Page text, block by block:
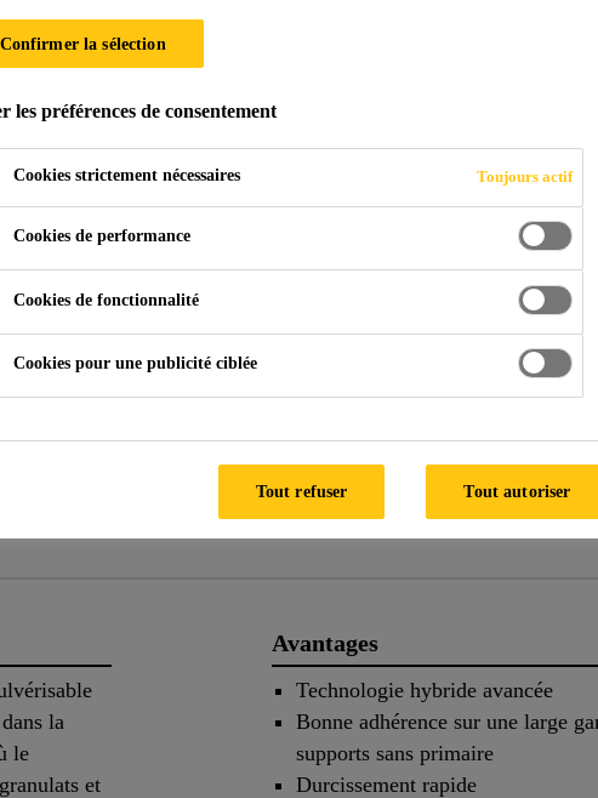
supports sans primaire
la
le
et
Avantages
Technologie hybride avancée
Bonne adhérence sur une large
supports sans primaire
Durcissement rapide
Confirmer la sélection
les préférences de consentement
Cookies strictement nécessaires Toujours actif
Cookies de performance
Cookies de fonctionnalité
Cookies pour une publicité ciblée
Tout refuser Tout autoriser